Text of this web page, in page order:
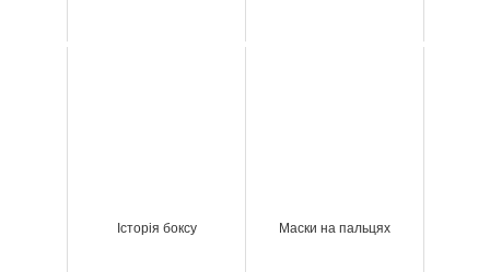
Історія боксу Маски на пальцях